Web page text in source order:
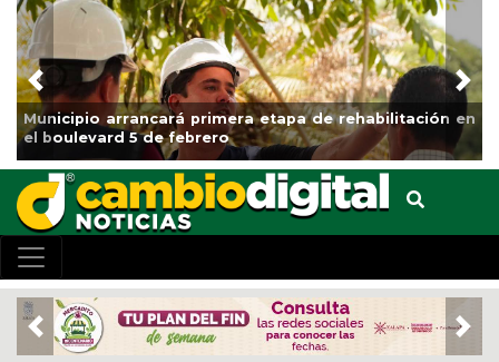
Municipio arrancará primera etapa de rehabilitación en
el boulevard 5 de febrero
Previous
Previous